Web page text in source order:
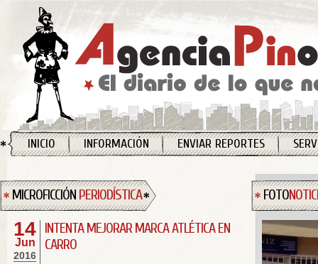
INICIO INFORMACIÓN ENVIAR REPORTES
MICROFICCIÓN PERIODÍSTICA
14
Jun
2016
INTENTA MEJORAR MARCA ATLÉTICA EN
CARRO
FOTO